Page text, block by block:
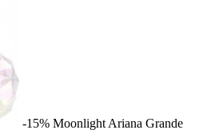
-15% Moonlight Ariana Grande